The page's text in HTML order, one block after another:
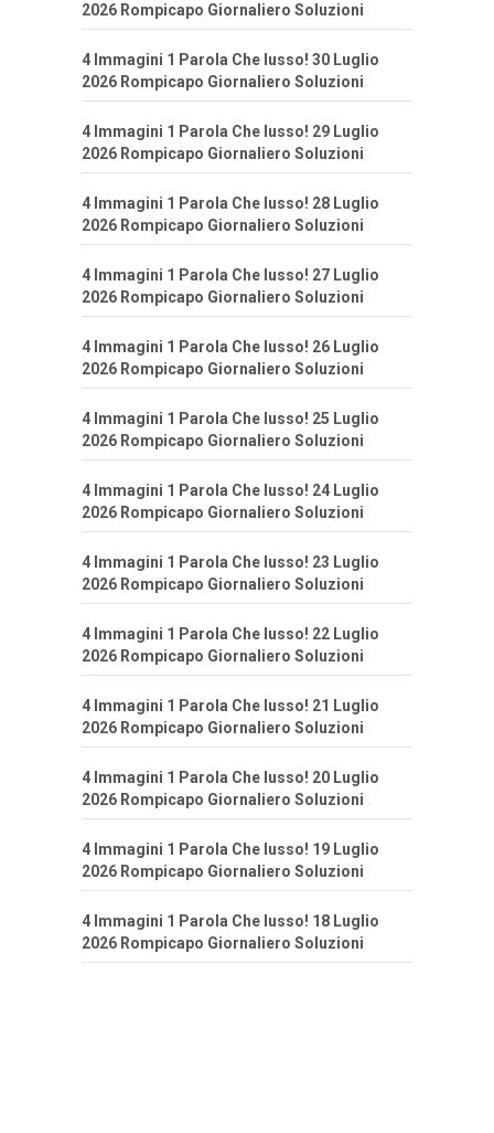
2026 Rompicapo Giornaliero Soluzioni
4 Immagini 1 Parola Che lusso! 30 Luglio
2026 Rompicapo Giornaliero Soluzioni
4 Immagini 1 Parola Che lusso! 29 Luglio
2026 Rompicapo Giornaliero Soluzioni
4 Immagini 1 Parola Che lusso! 28 Luglio
2026 Rompicapo Giornaliero Soluzioni
4 Immagini 1 Parola Che lusso! 27 Luglio
2026 Rompicapo Giornaliero Soluzioni
4 Immagini 1 Parola Che lusso! 26 Luglio
2026 Rompicapo Giornaliero Soluzioni
4 Immagini 1 Parola Che lusso! 25 Luglio
2026 Rompicapo Giornaliero Soluzioni
4 Immagini 1 Parola Che lusso! 24 Luglio
2026 Rompicapo Giornaliero Soluzioni
4 Immagini 1 Parola Che lusso! 23 Luglio
2026 Rompicapo Giornaliero Soluzioni
4 Immagini 1 Parola Che lusso! 22 Luglio
2026 Rompicapo Giornaliero Soluzioni
4 Immagini 1 Parola Che lusso! 21 Luglio
2026 Rompicapo Giornaliero Soluzioni
4 Immagini 1 Parola Che lusso! 20 Luglio
2026 Rompicapo Giornaliero Soluzioni
4 Immagini 1 Parola Che lusso! 19 Luglio
2026 Rompicapo Giornaliero Soluzioni
4 Immagini 1 Parola Che lusso! 18 Luglio
2026 Rompicapo Giornaliero Soluzioni